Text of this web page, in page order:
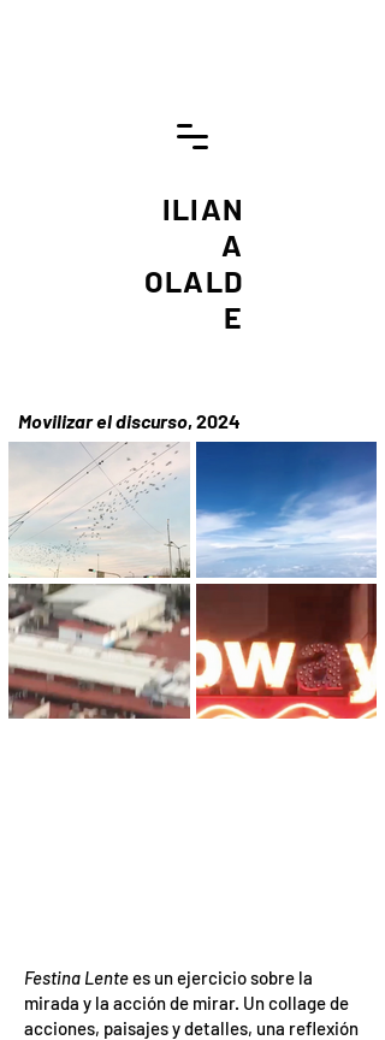
ILIAN
A
OLALD
E
Movilizar el discurso, 2024
Festina Lentees un ejercicio sobre la
mirada y la acción de mirar. Un collage de
acciones, paisajes y detalles, una reflexión